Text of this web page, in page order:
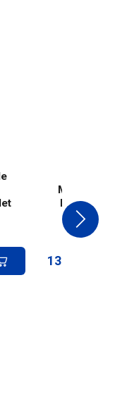
Marianne de
Lettre
138.80